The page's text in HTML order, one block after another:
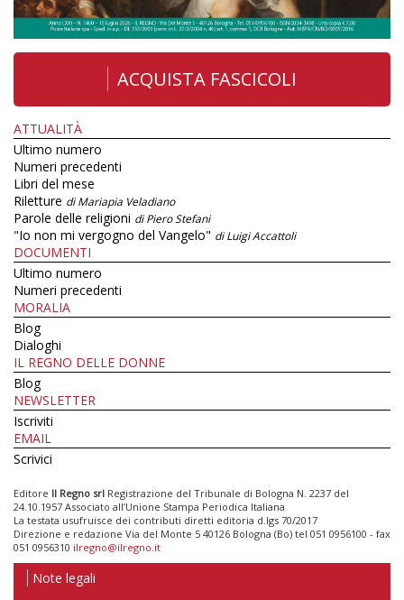
ACQUISTA FASCICOLI
ATTUALITÀ
Ultimo numero
Numeri precedenti
Libri del mese
Riletture di Mariapia Veladiano
Parole delle religioni di Piero Stefani
"Io non mi vergogno del Vangelo" di Luigi Accattoli
DOCUMENTI
Ultimo numero
Numeri precedenti
MORALIA
Blog
Dialoghi
IL REGNO DELLE DONNE
Blog
NEWSLETTER
Iscriviti
EMAIL
Scrivici
Editore Il Regno srl Registrazione del Tribunale di Bologna N. 2237 del
24.10.1957 Associato all’Unione Stampa Periodica Italiana
La testata usufruisce dei contributi diretti editoria d.lgs 70/2017
Direzione e redazione Via del Monte 5 40126 Bologna (Bo) tel 051 0956100 - fax
051 0956310 ilregno@ilregno.it
Note legali